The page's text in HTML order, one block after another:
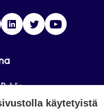
InstagramLinkedinTwitter
Pro
käytetyistä